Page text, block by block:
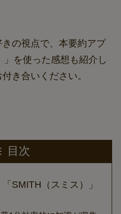
の視点で、本要約アプ
」を使った感想も紹介し
き合いください。
目次
SMITH（スミス）」